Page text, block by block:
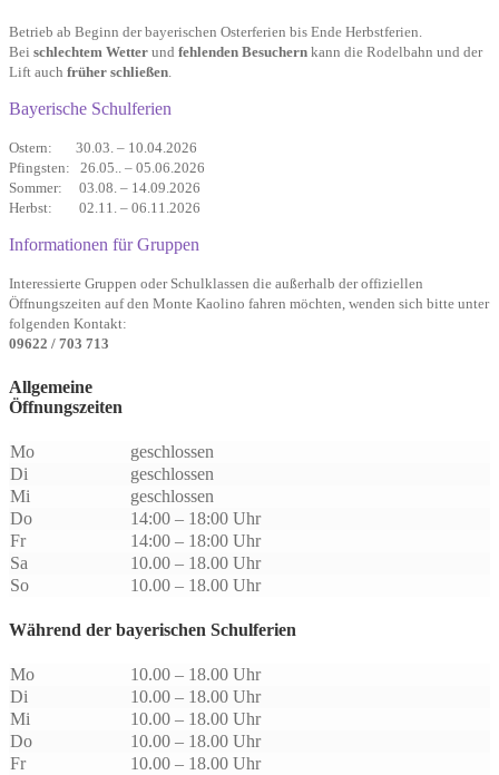
Betrieb ab Beginn der bayerischen Oster­ferien bis Ende Herbst­ferien.
Bei schlechtem Wetter und fehlenden Besuchern kann die Rodel­bahn und der
Lift auch früher schließen.
Bayerische Schulferien
Ostern: 30.03. – 10.04.2026
Pfingsten: 26.05.. – 05.06.2026
Sommer: 03.08. – 14.09.2026
Herbst: 02.11. – 06.11.2026
Informationen für Gruppen
Interessierte Gruppen oder Schulklassen die außerhalb der offiziellen
Öffnungszeiten auf den Monte Kaolino fahren möchten, wenden sich bitte unter
folgenden Kontakt:
09622 / 703 713
Allgemeine
Öffnungszeiten
Mo
geschlossen
Di
geschlossen
Mi
geschlossen
Do
14:00 – 18:00 Uhr
Fr
14:00 – 18:00 Uhr
Sa
10.00 – 18.00 Uhr
So
10.00 – 18.00 Uhr
Während der bayerischen Schulferien
Mo
10.00 – 18.00 Uhr
Di
10.00 – 18.00 Uhr
Mi
10.00 – 18.00 Uhr
Do
10.00 – 18.00 Uhr
Fr
10.00 – 18.00 Uhr